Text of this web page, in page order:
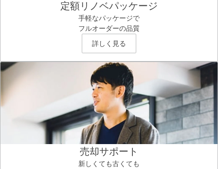
定額リノベパッケージ
手軽なパッケージで
フルオーダーの品質
詳しく見る
売却サポート
新しくても古くても